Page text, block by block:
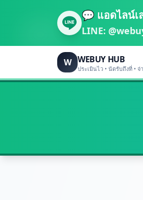
💬 แอดไลน์เ
LINE:
W WEBUY HUB
ประเมินไว • นัดรับถึงที่ •